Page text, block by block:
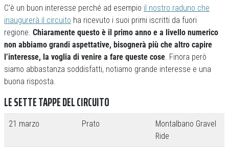
C’è un buon interesse perché ad esempio il nostro raduno che
inaugurerà il circuito ha ricevuto i suoi primi iscritti da fuori
regione. Chiaramente questo è il primo anno e a livello numerico
non abbiamo grandi aspettative, bisognerà più che altro capire
l’interesse, la voglia di venire a fare queste cose. Finora però
siamo abbastanza soddisfatti, notiamo grande interesse e una
buona risposta.
LE SETTE TAPPE DEL CIRCUITO
21 marzo Prato
Montalbano Gravel
Ride